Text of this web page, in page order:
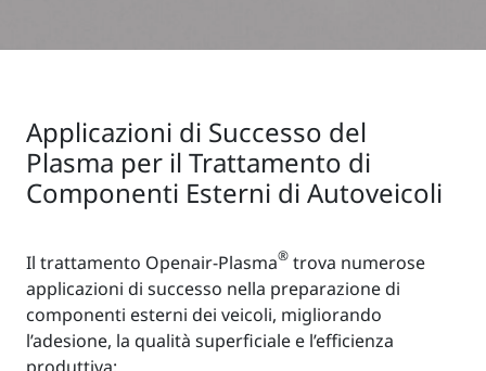
Applicazioni di Successo del
Plasma per il Trattamento di
Componenti Esterni di Autoveicoli
Il trattamento Openair-Plasma® trova numerose
applicazioni di successo nella preparazione di
componenti esterni dei veicoli, migliorando
l’adesione, la qualità superficiale e l’efficienza